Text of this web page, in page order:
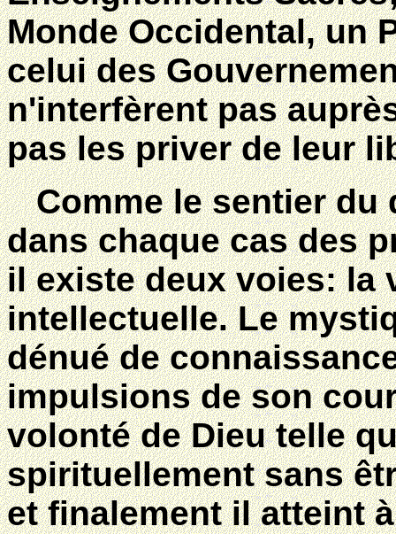
Monde Occidental, un
celui des
n'interfèrent pas
pas les priver de leur
Comme le sentier du
dans chaque cas des
il existe deux voies: la
intellectuelle. Le
dénué de
impulsions de son
volonté de Dieu telle
spirituellement sans
et finalement il atteint